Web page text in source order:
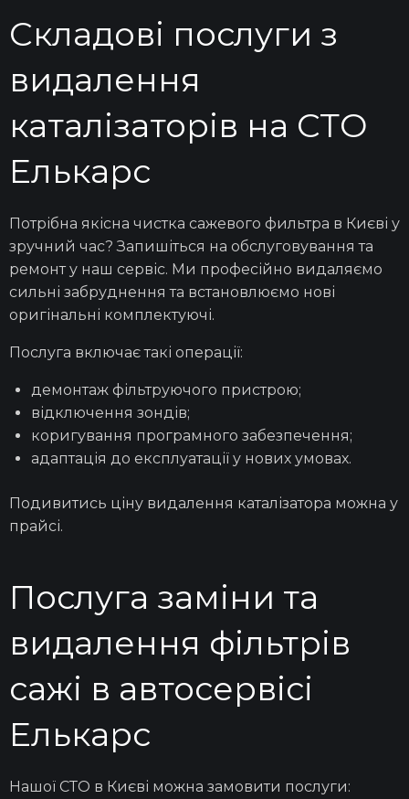
Складові послуги з
видалення
каталізаторів на СТО
Елькарс
Потрібна якісна чистка сажевого фильтра в Києві у
зручний час? Запишіться на обслуговування та
ремонту наш сервіс. Ми професійно видаляємо
сильні забруднення та встановлюємо нові
оригінальні комплектуючі.
Послуга включає такі операції:
демонтаж фільтруючого пристрою;
відключення зондів;
коригування програмного забезпечення;
адаптація до експлуатації у нових умовах.
Подивитись ціну видалення каталізатора можна у
прайсі.
Послуга заміни та
видалення фільтрів
сажі в автосервісі
Елькарс
Нашої СТО в Києві можна замовити послуги: